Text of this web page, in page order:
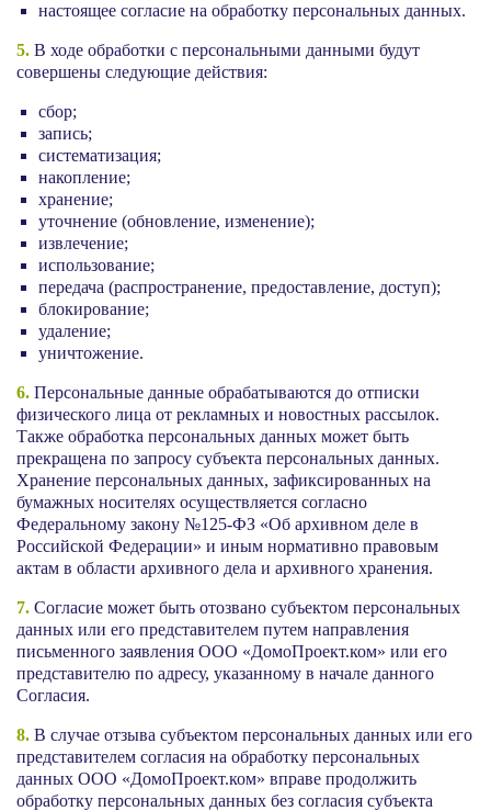
настоящее согласие на обработку персональных данных.
5. В ходе обработки с персональными данными будут
совершены следующие действия:
сбор;
запись;
систематизация;
накопление;
хранение;
уточнение (обновление, изменение);
извлечение;
использование;
передача (распространение, предоставление, доступ);
блокирование;
удаление;
уничтожение.
6. Персональные данные обрабатываются до отписки
физического лица от рекламных и новостных рассылок.
Также обработка персональных данных может быть
прекращена по запросу субъекта персональных данных.
Хранение персональных данных, зафиксированных на
бумажных носителях осуществляется согласно
Федеральному закону №125-ФЗ «Об архивном деле в
Российской Федерации» и иным нормативно правовым
актам в области архивного дела и архивного хранения.
7. Согласие может быть отозвано субъектом персональных
данных или его представителем путем направления
письменного заявления ООО «ДомоПроект.ком» или его
представителю по адресу, указанному в начале данного
Согласия.
8. В случае отзыва субъектом персональных данных или его
представителем согласия на обработку персональных
данных ООО «ДомоПроект.ком» вправе продолжить
обработку персональных данных без согласия субъекта